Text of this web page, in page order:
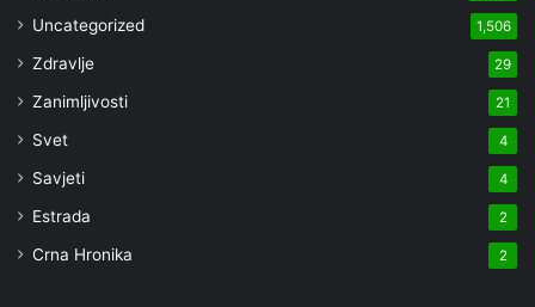
Uncategorized 1,506
Zdravlje 29
Zanimljivosti 21
Svet 4
Savjeti 4
Estrada 2
Crna Hronika 2